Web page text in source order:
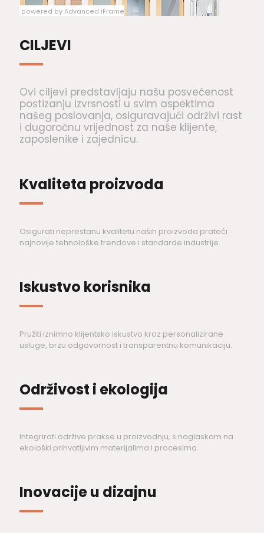
powered by Advanced iFrame
CILJEVI
Ovi ciljevi predstavljaju našu posvećenost
postizanju izvrsnosti u svim aspektima
našeg poslovanja, osiguravajući održivi rast
i dugoročnu vrijednost za naše klijente,
zaposlenike i zajednicu.
Kvaliteta proizvoda
Osigurati neprestanu kvalitetu naših proizvoda prateći
najnovije tehnološke trendove i standarde industrije.
Iskustvo korisnika
Pružiti iznimno klijentsko iskustvo kroz personalizirane
usluge, brzu odgovornost i transparentnu komunikaciju.
Održivost i ekologija
Integrirati održive prakse u proizvodnju, s naglaskom na
ekološki prihvatljivim materijalima i procesima.
Inovacije u dizajnu